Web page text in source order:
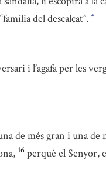
del descalçat”. *
i l’agafa per les
de més gran i una de
16 perquè el Senyor,